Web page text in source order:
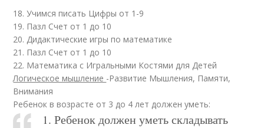
18. Учимся писать Цифры от 1-9
19. Пазл Счет от 1 до 10
20. Дидактические игры по математике
21. Пазл Счет от 1 до 10
22. Математика с Игральными Костями для Детей
Логическое мышление -Развитие Мышления, Памяти,
Внимания
Ребенок в возрасте от 3 до 4 лет должен уметь:
1. Ребенок должен уметь складывать